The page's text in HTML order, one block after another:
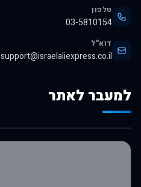
טלפון
03-5810154
דוא"ל
support@israelaliexpress.co.il
למעבר לאתר
לרכישה באלי אקספרס